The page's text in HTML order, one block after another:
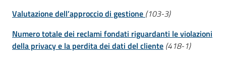
Valutazione dell’approccio di gestione (103-3)
Numero totale dei reclami fondati riguardanti le violazioni
della privacy e la perdita dei dati del cliente (418-1)